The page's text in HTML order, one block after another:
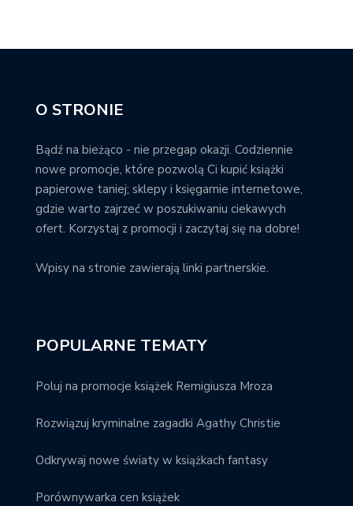
O STRONIE
Bądź na bieżąco - nie przegap okazji. Codziennie
nowe promocje, które pozwolą Ci kupić książki
papierowe taniej; sklepy i księgarnie internetowe,
gdzie warto zajrzeć w poszukiwaniu ciekawych
ofert. Korzystaj z promocji i zaczytaj się na dobre!
Wpisy na stronie zawierają linki partnerskie.
POPULARNE TEMATY
Poluj na promocje książek Remigiusza Mroza
Rozwiązuj kryminalne zagadki Agathy Christie
Odkrywaj nowe światy w książkach fantasy
Porównywarka cen książek